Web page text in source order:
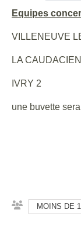
Equipes
VILLENEUVE
LA
IVRY 2
une buvette
MOINS DE